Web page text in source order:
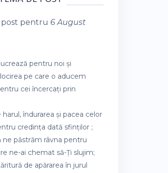
pentru 6 August
pentru noi și
pe care o aducem
cei încercați prin
îndurarea și pacea celor
credința dată sfinților ;
ne păstrăm râvna pentru
ne-ai chemat să-Ți slujim;
de apărarea în jurul